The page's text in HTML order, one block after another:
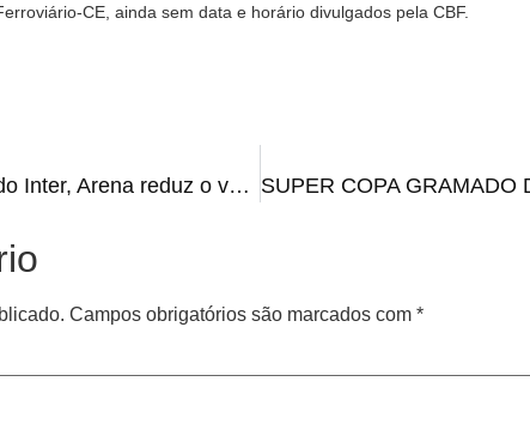
CE, ainda sem data e horário divulgados pela CBF.
REDUZIU | Após reclamação do Inter, Arena reduz o valor do ingresso
Campos obrigatórios são marcados com *